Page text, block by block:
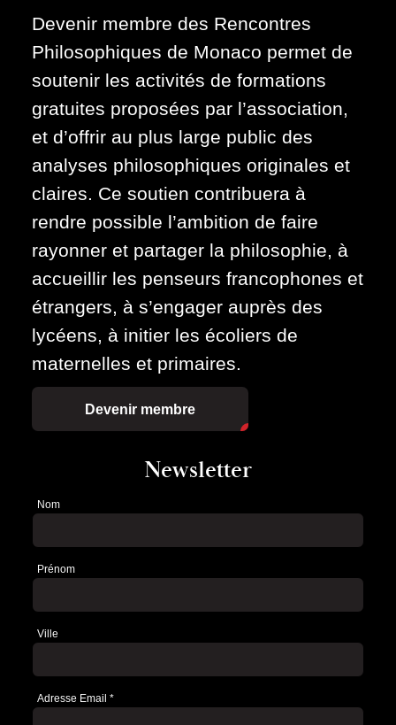
Devenir membre des Rencontres
Philosophiques de Monaco permet de
soutenir les activités de formations
gratuites proposées par l’association,
et d’offrir au plus large public des
analyses philosophiques originales et
claires. Ce soutien contribuera à
rendre possible l’ambition de faire
rayonner et partager la philosophie, à
accueillir les penseurs francophones et
étrangers, à s’engager auprès des
lycéens, à initier les écoliers de
maternelles et primaires.
Devenir membre
Newsletter
Newsletter
Nom
Prénom
Ville
Adresse Email *